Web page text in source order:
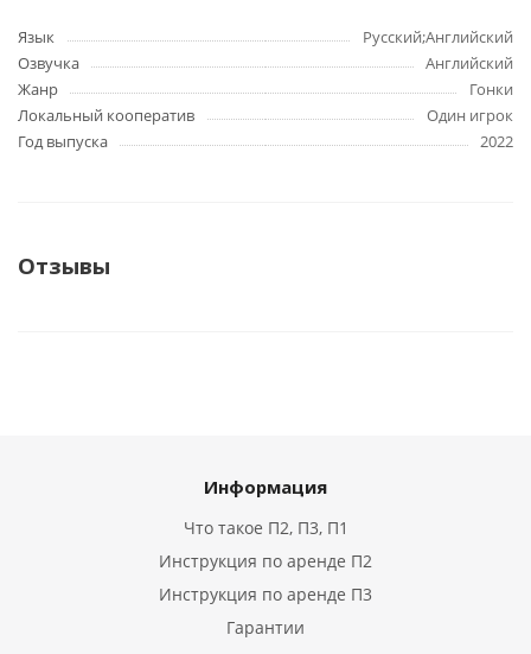
Язык
Русский;Английский
Озвучка
Английский
Жанр
Гонки
Локальный кооператив
Один игрок
Год выпуска
2022
Отзывы
Информация
Что такое П2, П3, П1
Инструкция по аренде П2
Инструкция по аренде П3
Гарантии